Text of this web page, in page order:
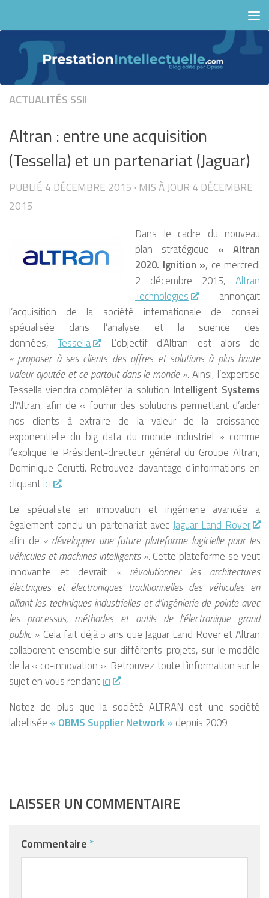
ACTUALITÉS SSII
Altran : entre une acquisition
(Tessella) et un partenariat (Jaguar)
PUBLIÉ 4 DÉCEMBRE 2015 · MIS À JOUR 4 DÉCEMBRE
2015
Dans le cadre du nouveau
plan stratégique « Altran
2020. Ignition », ce mercredi
2 décembre 2015, Altran
Technologies
annonçait
l’acquisition de la société internationale de conseil
spécialisée dans l’analyse et la science des
données,Tessella
. L’objectif d’Altran est alors de
« proposer à ses clients des offres et solutions à plus haute
valeur ajoutée et ce partout dans le monde ». Ainsi, l’expertise
Tessella viendra compléter la solution Intelligent Systems
d’Altran, afin de « fournir des solutions permettant d’aider
nos clients à extraire de la valeur de la croissance
exponentielle du big data du monde industriel » comme
l’explique le Président-directeur général du Groupe Altran,
Dominique Cerutti. Retrouvez davantage d’informations en
cliquant ici
.
Le spécialiste en innovation et ingénierie avancée a
également conclu un partenariat avec Jaguar Land Rover
afin de « développer une future plateforme logicielle pour les
véhicules et machines intelligents ». Cette plateforme se veut
innovante et devrait « révolutionner les architectures
électriques et électroniques traditionnelles des véhicules en
alliant les techniques industrielles et d’ingénierie de pointe avec
les processus, méthodes et outils de l’électronique grand
public ». Cela fait déjà 5 ans que Jaguar Land Rover et Altran
collaborent ensemble sur différents projets, sur le modèle
de la « co-innovation ». Retrouvez toute l’information sur le
sujet en vous rendant ici
.
Notez de plus que la société ALTRAN est une société
labellisée « OBMS Supplier Network » depuis 2009.
LAISSER UN COMMENTAIRE
Commentaire *